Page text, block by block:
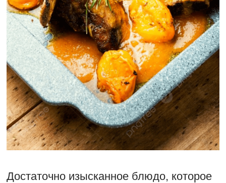
Достаточно изысканное блюдо, которое